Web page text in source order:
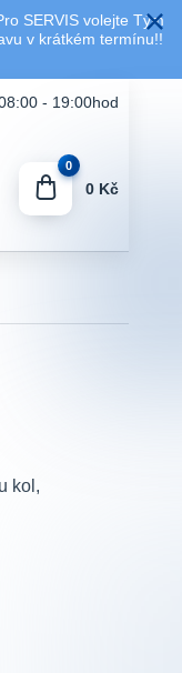
SERVIS volejte Tým
v krátkém termínu!!
- 19:00hod
0
0 Kč
kol,